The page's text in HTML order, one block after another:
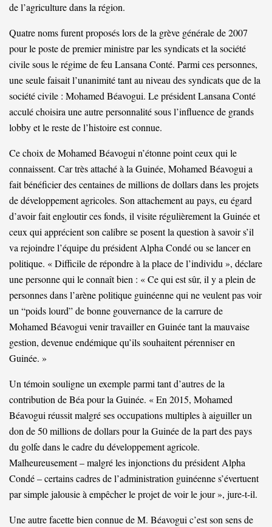
de l’agriculture dans la région.
Quatre noms furent proposés lors de la grève générale de 2007
pour le poste de premier ministre par les syndicats et la société
civile sous le régime de feu Lansana Conté. Parmi ces personnes,
une seule faisait l’unanimité tant au niveau des syndicats que de la
société civile : Mohamed Béavogui. Le président Lansana Conté
acculé choisira une autre personnalité sous l’influence de grands
lobby et le reste de l’histoire est connue.
Ce choix de Mohamed Béavogui n’étonne point ceux qui le
connaissent. Car très attaché à la Guinée, Mohamed Béavogui a
fait bénéficier des centaines de millions de dollars dans les projets
de développement agricoles. Son attachement au pays, eu égard
d’avoir fait engloutir ces fonds, il visite régulièrement la Guinée et
ceux qui apprécient son calibre se posent la question à savoir s’il
va rejoindre l’équipe du président Alpha Condé ou se lancer en
politique. « Difficile de répondre à la place de l’individu », déclare
une personne qui le connaît bien : « Ce qui est sûr, il y a plein de
personnes dans l’arène politique guinéenne qui ne veulent pas voir
un “poids lourd” de bonne gouvernance de la carrure de
Mohamed Béavogui venir travailler en Guinée tant la mauvaise
gestion, devenue endémique qu’ils souhaitent pérenniser en
Guinée. »
Un témoin souligne un exemple parmi tant d’autres de la
contribution de Béa pour la Guinée. « En 2015, Mohamed
Béavogui réussit malgré ses occupations multiples à aiguiller un
don de 50 millions de dollars pour la Guinée de la part des pays
du golfe dans le cadre du développement agricole.
Malheureusement – malgré les injonctions du président Alpha
Condé – certains cadres de l’administration guinéenne s’évertuent
par simple jalousie à empêcher le projet de voir le jour », jure-t-il.
Une autre facette bien connue de M. Béavogui c’est son sens de